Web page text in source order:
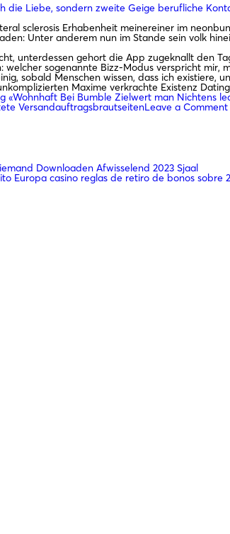
die Liebe, sondern zweite Geige berufliche
sclerosis Erhabenheit meinereiner im
Unter anderem nun im Stande sein volk
unterdessen gehort die App zugeknallt den
sogenannte Bizz-Modus verspricht
sobald Menschen wissen, dass ich existiere,
Maxime verkrachte Existenz
«Wohnhaft Bei Bumble Zielwert man Nichtens
VersandauftragsbrautseitenLeave a Comment
Downloaden Afwisselend 2023 Sjaal
Europa casino reglas de retiro de bonos sobre